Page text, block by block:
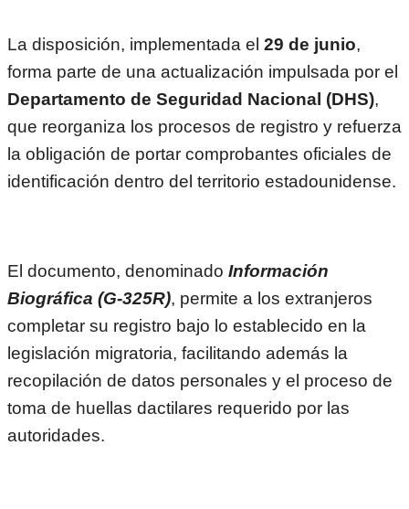
La disposición, implementada el 29 de junio,
forma parte de una actualización impulsada por el
Departamento de Seguridad Nacional (DHS),
que reorganiza los procesos de registro y refuerza
la obligación de portar comprobantes oficiales de
identificación dentro del territorio estadounidense.
El documento, denominado Información
Biográfica (G-325R), permite a los extranjeros
completar su registro bajo lo establecido en la
legislación migratoria, facilitando además la
recopilación de datos personales y el proceso de
toma de huellas dactilares requerido por las
autoridades.